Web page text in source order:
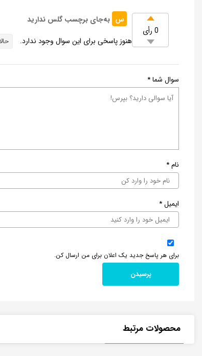
0 رأی
س به‌جای برچسب گلس ندارید
هنوز پاسخی برای این سوال وجود ندارد.
سوال شما*
نام*
ایمیل*
برای هر پاسخ جدید یک اعلان برای من ارسال کن.
محصولات مرتبط